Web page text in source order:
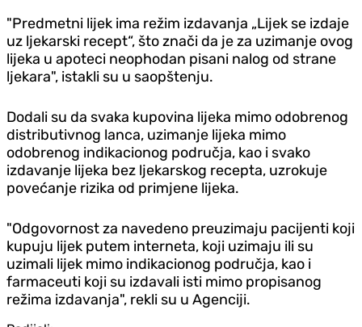
"Predmetni lijek ima režim izdavanja „Lijek se izdaje
uz ljekarski recept“, što znači da je za uzimanje ovog
lijeka u apoteci neophodan pisani nalog od strane
ljekara", istakli su u saopštenju.
Dodali su da svaka kupovina lijeka mimo odobrenog
distributivnog lanca, uzimanje lijeka mimo
odobrenog indikacionog područja, kao i svako
izdavanje lijeka bez ljekarskog recepta, uzrokuje
povećanje rizika od primjene lijeka.
"Odgovornost za navedeno preuzimaju pacijenti koji
kupuju lijek putem interneta, koji uzimaju ili su
uzimali lijek mimo indikacionog područja, kao i
farmaceuti koji su izdavali isti mimo propisanog
režima izdavanja", rekli su u Agenciji.